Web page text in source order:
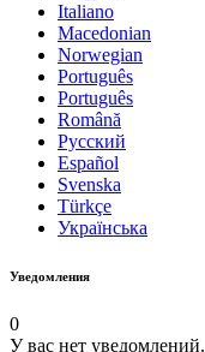
Italiano
Macedonian
Norwegian
Português
Português
Română
Русский
Español
Svenska
Türkçe
Українська
Уведомления
0
У вас нет уведомлений.